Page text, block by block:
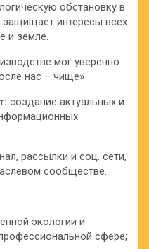
обстановку в
защищает интересы всех
и земле.
мог уверенно
нас – чище»
создание актуальных и
рассылки и соц. сети,
сообществе.
экологии и
сфере;